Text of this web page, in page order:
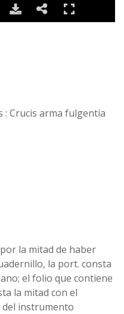
: Crucis arma fulgentia
la mitad de haber
la port. consta
el folio que contiene
la mitad con el
del instrumento